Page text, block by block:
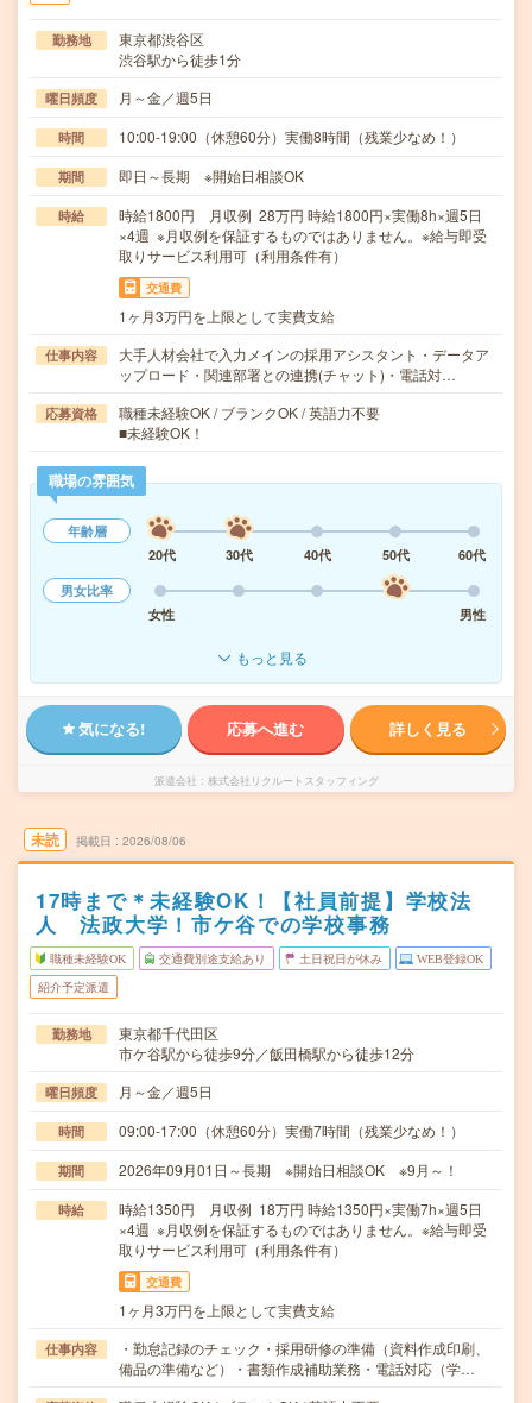
勤務地
東京都渋谷区
渋谷駅から徒歩1分
曜日頻度 月～金／週5日
時間 10:00-19:00（休憩60分）実働8時間（残業少なめ！）
期間 即日～長期 ※開始日相談OK
時給
時給1800円 月収例 28万円 時給1800円×実働8h×週5日
×4週 ※月収例を保証するものではありません。※給与即受
取りサービス利用可（利用条件有）
交通費
1ヶ月3万円を上限として実費支給
仕事内容
大手人材会社で入力メインの採用アシスタント・データア
ップロード・関連部署との連携(チャット)・電話対…
応募資格
職種未経験OK / ブランクOK / 英語力不要
■未経験OK！
職場の雰囲気
年齢層
20代
30代 40代 50代
60代
男女比率
女性
男性
もっと見る
気になる! 応募へ進む 詳しく見る
派遣会社 株式会社リクルートスタッフィング
未読 掲載日 2026/08/06
17時まで＊未経験OK！【社員前提】学校法
人 法政大学！市ケ谷での学校事務
職種未経験OK 交通費別途支給あり 土日祝日が休み WEB登録OK
紹介予定派遣
勤務地
東京都千代田区
市ケ谷駅から徒歩9分／飯田橋駅から徒歩12分
曜日頻度 月～金／週5日
時間 09:00-17:00（休憩60分）実働7時間（残業少なめ！）
期間 2026年09月01日～長期 ※開始日相談OK ※9月～！
時給
時給1350円 月収例 18万円 時給1350円×実働7h×週5日
×4週 ※月収例を保証するものではありません。※給与即受
取りサービス利用可（利用条件有）
交通費
1ヶ月3万円を上限として実費支給
仕事内容
・勤怠記録のチェック・採用研修の準備（資料作成印刷、
備品の準備など）・書類作成補助業務・電話対応（学…